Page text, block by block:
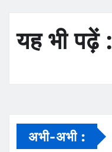
यह भी पढ़ें :
अभी-अभी :